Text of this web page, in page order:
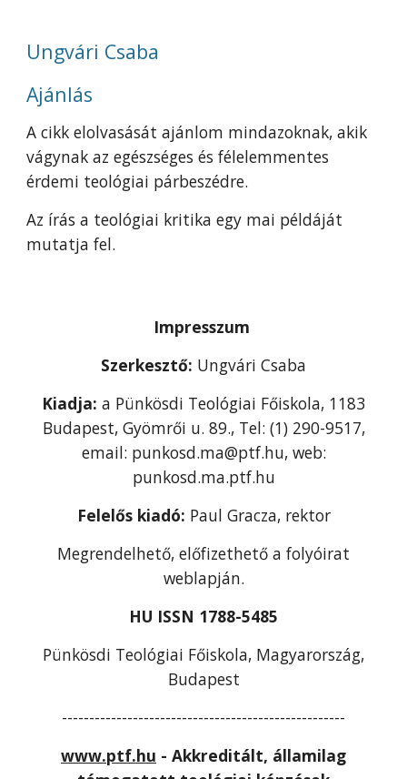
Ungvári Csaba
Ajánlás
A cikk elolvasását ajánlom mindazoknak, akik
vágynak az egészséges és félelemmentes
érdemi teológiai párbeszédre.
Az írás a teológiai kritika egy mai példáját
mutatja fel.
Impresszum
Szerkesztő: Ungvári Csaba
Kiadja: a Pünkösdi Teológiai Főiskola, 1183
Budapest, Gyömrői u. 89., Tel: (1) 290-9517,
email: punkosd.ma@ptf.hu, web:
punkosd.ma.ptf.hu
Felelős kiadó: Paul Gracza, rektor
Megrendelhető, előfizethető a folyóirat
weblapján.
HU ISSN 1788-5485
Pünkösdi Teológiai Főiskola, Magyarország,
Budapest
----------------------------------------------------
www.ptf.hu - Akkreditált, államilag